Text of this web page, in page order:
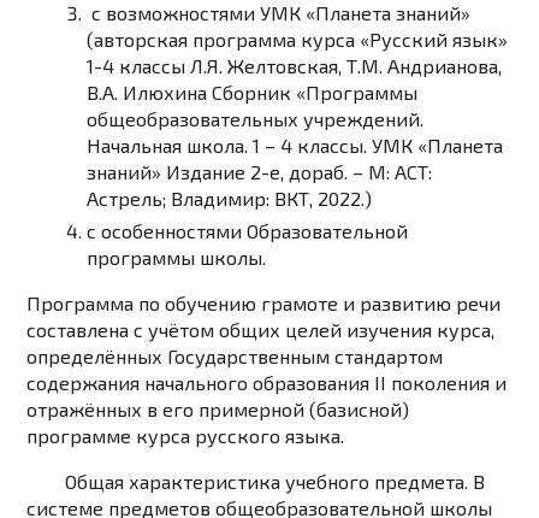
с возможностями УМК «Планета знаний»
(авторская программа курса «Русский язык»
1-4 классы Л.Я. Желтовская, Т.М. Андрианова,
В.А. Илюхина Сборник «Программы
общеобразовательных учреждений.
Начальная школа. 1 – 4 классы. УМК «Планета
знаний» Издание 2-е, дораб. – М: АСТ:
Астрель; Владимир: ВКТ, 2022.)
с особенностями Образовательной
программы школы.
Программа по обучению грамоте и развитию речи
составлена с учётом общих целей изучения курса,
определённых Государственным стандартом
содержания начального образования II поколения и
отражённых в его примерной (базисной)
программе курса русского языка.
Общая характеристика учебного предмета. В
системе предметов общеобразовательной школы